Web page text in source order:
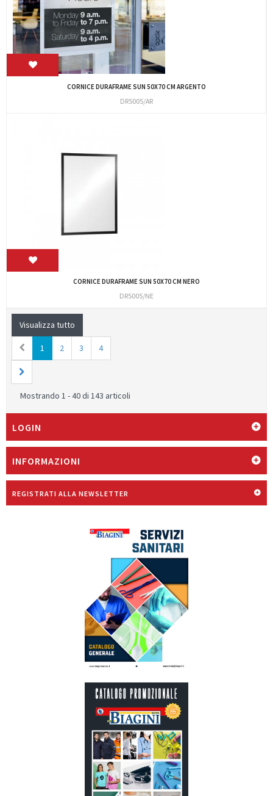
CORNICE DURAFRAME SUN 50X70 CM ARGENTO
DR5005/AR
CORNICE DURAFRAME SUN 50X70 CM NERO
DR5005/NE
Visualizza tutto
1 2 3 4
Mostrando 1 - 40 di 143 articoli
LOGIN
INFORMAZIONI
REGISTRATI ALLA NEWSLETTER